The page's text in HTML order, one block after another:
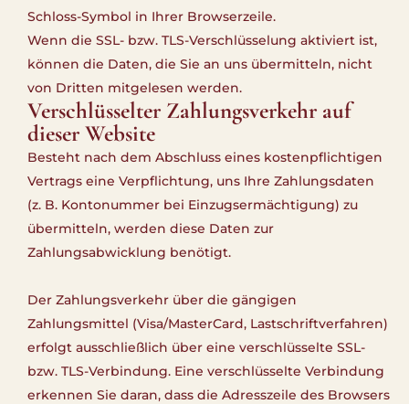
Schloss-Symbol in Ihrer Browserzeile.
Wenn die SSL- bzw. TLS-Verschlüsselung aktiviert ist,
können die Daten, die Sie an uns übermitteln, nicht
von Dritten mitgelesen werden.
Verschlüsselter Zahlungsverkehr auf
dieser Website
Besteht nach dem Abschluss eines kostenpflichtigen
Vertrags eine Verpflichtung, uns Ihre Zahlungsdaten
(z. B. Kontonummer bei Einzugsermächtigung) zu
übermitteln, werden diese Daten zur
Zahlungsabwicklung benötigt.
Der Zahlungsverkehr über die gängigen
Zahlungsmittel (Visa/MasterCard, Lastschriftverfahren)
erfolgt ausschließlich über eine verschlüsselte SSL-
bzw. TLS-Verbindung. Eine verschlüsselte Verbindung
erkennen Sie daran, dass die Adresszeile des Browsers